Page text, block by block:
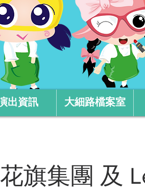
出資訊 大細路檔案室
旗集團 及